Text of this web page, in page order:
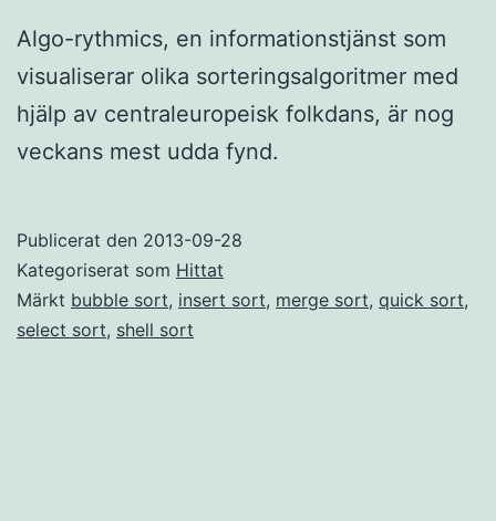
Algo-rythmics, en informationstjänst som
visualiserar olika sorteringsalgoritmer med
hjälp av centraleuropeisk folkdans, är nog
veckans mest udda fynd.
Publicerat den 2013-09-28
Kategoriserat som Hittat
Märkt bubble sort, insert sort, merge sort, quick sort,
select sort, shell sort